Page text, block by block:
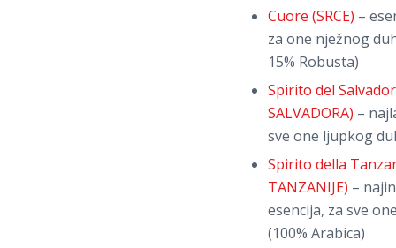
Cuore (SRCE) –
za one nježnog
15% Robusta)
Spirito del
SALVADORA) –
sve one ljupkog
Spirito della
TANZANIJE) –
esencija, za sve
(100% Arabica)